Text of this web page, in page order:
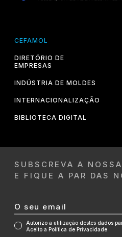
CEFAMOL
DIRETÓRIO DE
EMPRESAS
INDÚSTRIA DE MOLDES
INTERNACIONALIZAÇÃO
BIBLIOTECA DIGITAL
SUBSCREVA A
E FIQUE A PAR DAS
Autorizo a utilização destes dados
Aceito a Política de Privacidade